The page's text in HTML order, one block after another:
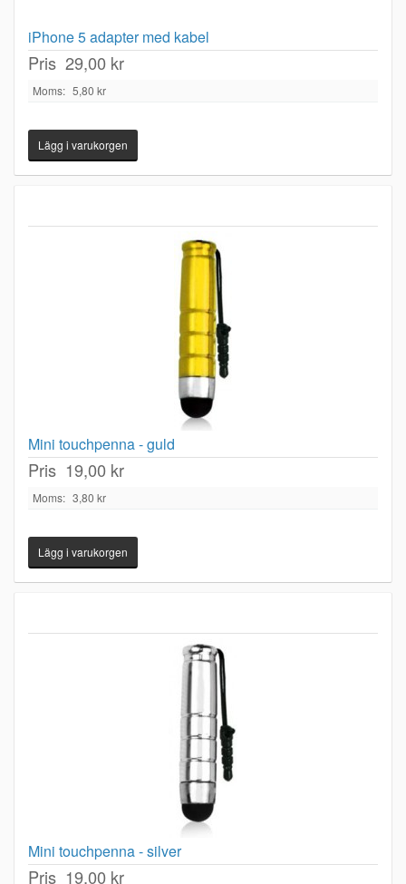
iPhone 5 adapter med kabel
Pris 29,00 kr
Moms: 5,80 kr
Mini touchpenna - guld
Pris 19,00 kr
Moms: 3,80 kr
Mini touchpenna - silver
Pris 19,00 kr